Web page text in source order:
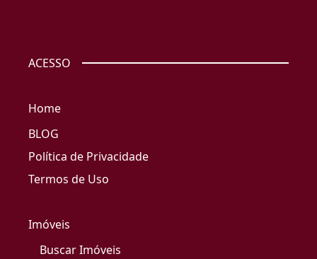
ACESSO
Home
BLOG
Política de Privacidade
Termos de Uso
Imóveis
Buscar Imóveis